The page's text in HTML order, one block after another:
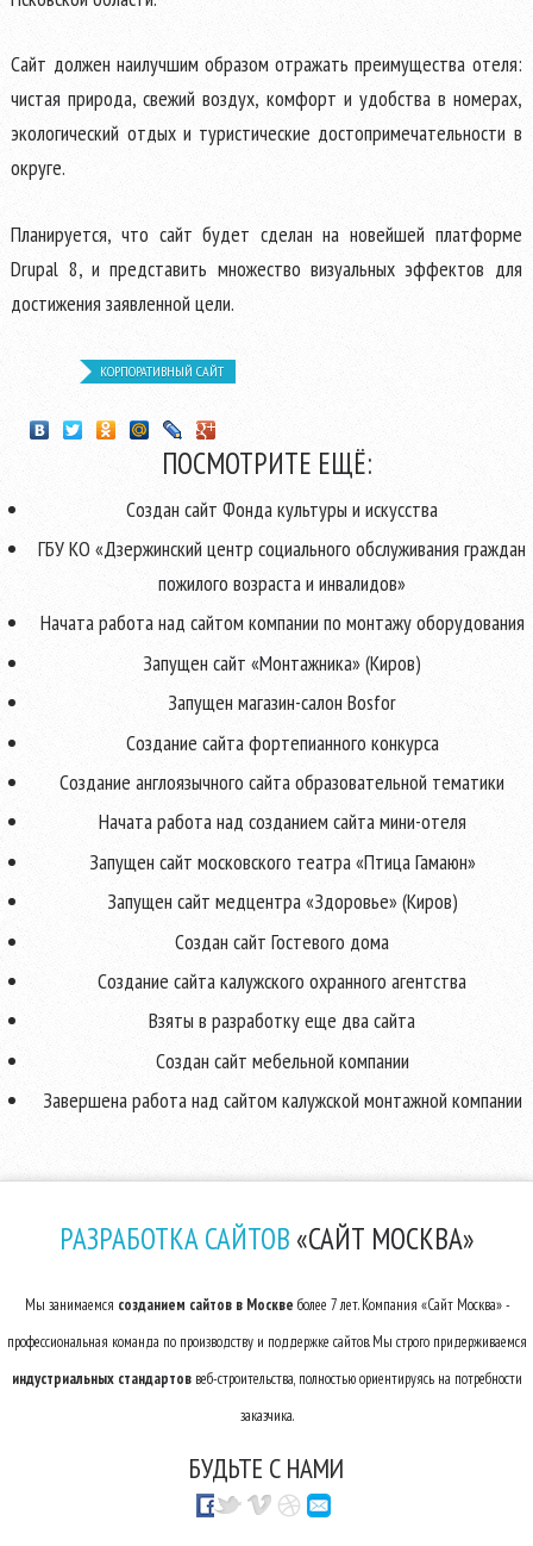
Сайт должен наилучшим образом отражать преимущества отеля:
чистая природа, свежий воздух, комфорт и удобства в номерах,
экологический отдых и туристические достопримечательности в
округе.
Планируется, что сайт будет сделан на новейшей платформе
Drupal 8, и представить множество визуальных эффектов для
достижения заявленной цели.
КОРПОРАТИВНЫЙ САЙТ
ПОСМОТРИТЕ ЕЩЁ:
Создан сайт Фонда культуры и искусства
ГБУ КО «Дзержинский центр социального обслуживания граждан
пожилого возраста и инвалидов»
Начата работа над сайтом компании по монтажу оборудования
Запущен сайт «Монтажника» (Киров)
Запущен магазин-салон Bosfor
Создание сайта фортепианного конкурса
Создание англоязычного сайта образовательной тематики
Начата работа над созданием сайта мини-отеля
Запущен сайт московского театра «Птица Гамаюн»
Запущен сайт медцентра «Здоровье» (Киров)
Создан сайт Гостевого дома
Создание сайта калужского охранного агентства
Взяты в разработку еще два сайта
Создан сайт мебельной компании
Завершена работа над сайтом калужской монтажной компании
РАЗРАБОТКА САЙТОВ«САЙТ МОСКВА»
Мы занимаемся созданием сайтов в Москве более 7 лет. Компания «Сайт Москва» -
профессиональная команда по производству и поддержке сайтов. Мы строго придерживаемся
индустриальных стандартов веб-строительства, полностью ориентируясь на потребности
заказчика.
БУДЬТЕ С НАМИ